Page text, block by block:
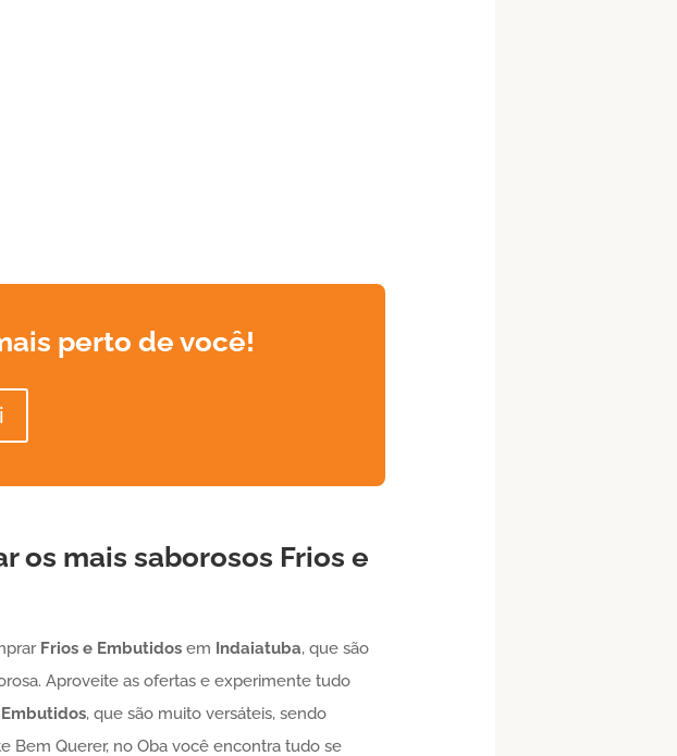
perto de você!
os mais saborosos Frios e
Frios e Embutidosem Indaiatuba, que são
Aproveite as ofertas e experimente tudo
Embutidos, que são muito versáteis, sendo
Bem Querer, no Oba você encontra tudo se